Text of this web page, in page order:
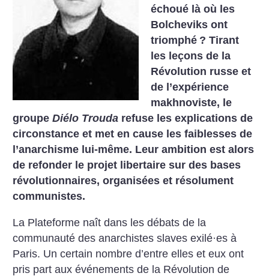
échoué là où les
Bolcheviks ont
triomphé ? Tirant
les leçons de la
Révolution russe et
de l’expérience
makhnoviste, le
groupeDiélo Trouda refuse les explications de
circonstance et met en cause les faiblesses de
l’anarchisme lui-même. Leur ambition est alors
de refonder le projet libertaire sur des bases
révolutionnaires, organisées et résolument
communistes.
La Plateforme naît dans les débats de la
communauté des anarchistes slaves exilé·es à
Paris. Un certain nombre d’entre elles et eux ont
pris part aux événements de la Révolution de